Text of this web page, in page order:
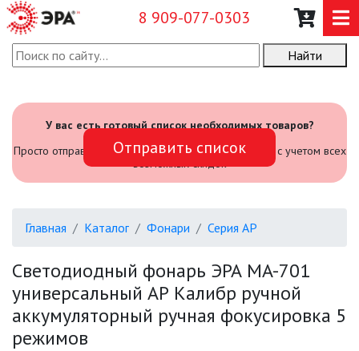
8 909-077-0303
О КОМПАНИИ
САДОВЫЙ ИНВЕНТАРЬ И
ИНСТРУМЕНТЫ
ОФИСНЫЕ ПОДВЕСНЫЕ
ПРОЖЕКТОРЫ
Найти
У вас есть готовый список необходимых товаров?
Просто отправьте его нам и мы посчитаем стоимость с учетом всех
возможных скидок
Отправить список
Главная Каталог Фонари Серия АР
Светодиодный фонарь ЭРА MA-701
универсальный АР Калибр ручной
аккумуляторный ручная фокусировка 5
режимов